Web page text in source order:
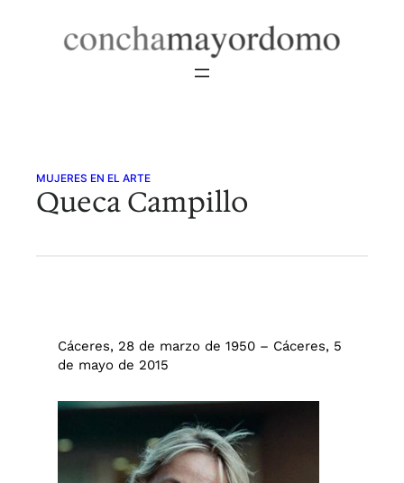
MUJERES EN EL ARTE
Queca Campillo
Cáceres, 28 de marzo de 1950 – Cáceres, 5
de mayo de 2015